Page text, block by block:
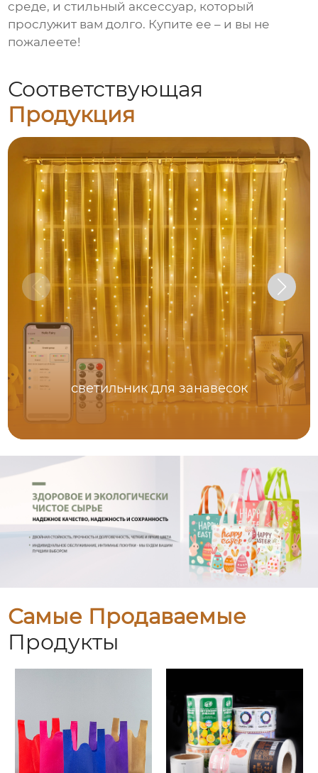
среде, и стильный аксессуар, который
прослужит вам долго. Купите ее – и вы не
пожалеете!
Соответствующая
Продукция
светильник для занавесок
Самые Продаваемые
Продукты